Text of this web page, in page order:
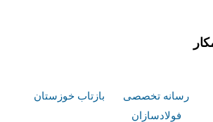
رسانه تخصصی
فولادسازان
بازتاب خوزستان